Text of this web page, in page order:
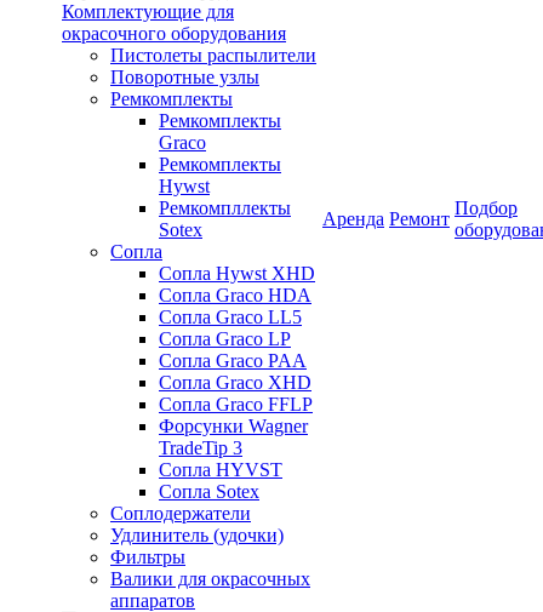
Комплектующие для
окрасочного оборудования
Пистолеты распылители
Поворотные узлы
Ремкомплекты
Ремкомплекты
Graco
Ремкомплекты
Hywst
Ремкомпллекты
Sotex
Сопла
Сопла Hywst XHD
Сопла Graco HDA
Сопла Graco LL5
Сопла Graco LP
Сопла Graco PAA
Сопла Graco XHD
Сопла Graco FFLP
Форсунки Wagner
TradeTip 3
Сопла HYVST
Сопла Sotex
Соплодержатели
Удлинитель (удочки)
Фильтры
Валики для окрасочных
аппаратов
Аренда Ремонт
Подбор